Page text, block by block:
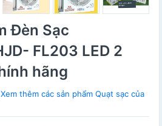
Đèn Sạc
FL203 LED 2
hãng
Xem thêm các sản phẩm Quạt sạc của